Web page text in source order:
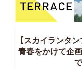
【スカイランタ
青春をかけて企